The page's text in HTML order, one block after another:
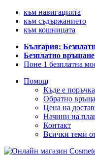
към навигацията
към съдържанието
към кошницата
България:
Безплатно връщане
Поне 1 безплатна
Помощ
Къде е
Обратно
Цена на
Начини на
Контакт
Всички теми